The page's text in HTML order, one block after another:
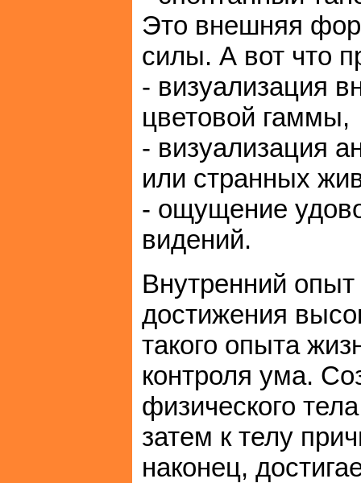
Это внешняя
силы. А вот что
- визуализация
цветовой гаммы,
- визуализация
или странных
- ощущение
видений.
Внутренний
достижения
такого опыта
контроля ума.
физического
затем к телу
наконец,